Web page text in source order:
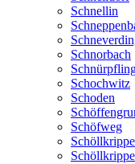
Schnellin
Schnorbach
Schochwitz
Schoden
Schöfweg